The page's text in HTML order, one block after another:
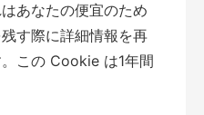
あなたの便宜のため
す際に詳細情報を再
この Cookie は1年間